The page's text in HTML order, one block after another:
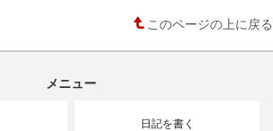
このページの上に戻る
メニュー
日記を書く